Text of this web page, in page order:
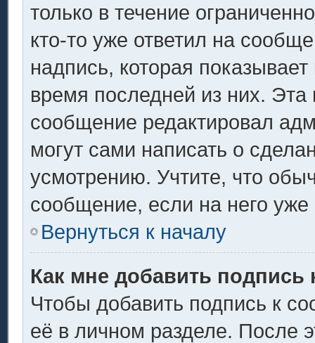
только в течение
кто-то уже ответил на
надпись, которая
время последней из них.
сообщение редактировал
могут сами написать о
усмотрению. Учтите, что
сообщение, если на него уже
Вернуться к началу
Как мне добавить
Чтобы добавить подпись к
её в личном разделе. После